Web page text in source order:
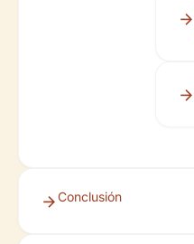
Conclusión